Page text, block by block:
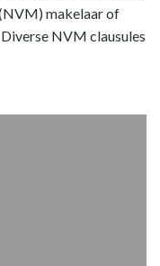
makelaar of
NVM clausules